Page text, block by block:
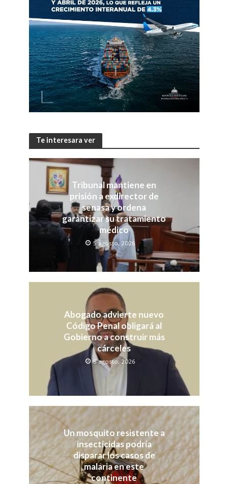
Te interesara ver
Tribunal mantiene en
prisión a exdirector de
senasa y ordena
garantizar su tratamiento
médico
5 agosto, 2026
Abogado advierte nuevo
Código Penal obligará al
Gobierno a construir más
cárceles
5 agosto, 2026
Un mosquito resistente a
insecticidas podría
disparar los casos de
malaria en este
continente